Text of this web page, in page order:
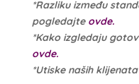
*Razliku između
pogledajte ovde.
*Kako izgledaju
ovde.
*Utiske naših